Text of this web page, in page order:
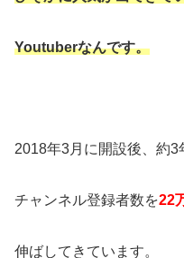
Youtuberなんです。
2018年3月に開設後、約3
チャンネル登録者数を22
伸ばしてきています。